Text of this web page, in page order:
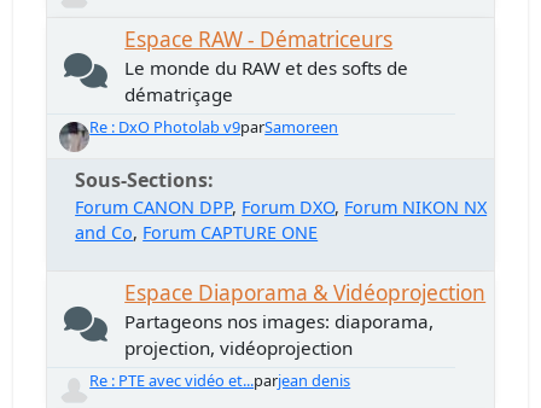
Espace RAW - Dématriceurs
Le monde du RAW et des softs de
dématriçage
Re : DxO Photolab v9parSamoreen
Sous-Sections
Forum CANON DPP Forum DXO Forum NIKON NX
and Co Forum CAPTURE ONE
Espace Diaporama & Vidéoprojection
Partageons nos images: diaporama,
projection, vidéoprojection
Re : PTE avec vidéo et...parjean denis